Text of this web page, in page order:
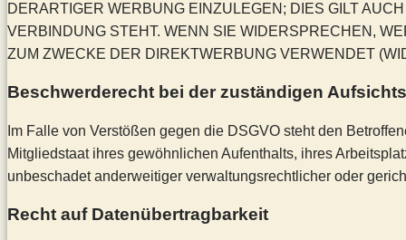
DERARTIGER WERBUNG EINZULEGEN; DIES GILT
VERBINDUNG STEHT. WENN SIE WIDERSPRECHEN,
ZUM ZWECKE DER DIREKTWERBUNG VERWENDET
Beschwerde­recht bei der zuständigen
Im Falle von Verstößen gegen die DSGVO steht den
Mitgliedstaat ihres gewöhnlichen Aufenthalts, ihres
unbeschadet anderweitiger verwaltungsrechtlicher oder
Recht auf Daten­übertrag­barkeit